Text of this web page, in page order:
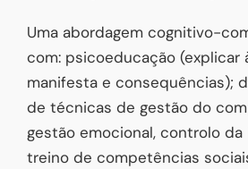
Uma abordagem cognitivo-
com: psicoeducação (explicar
manifesta e consequências);
de técnicas de gestão do
gestão emocional, controlo
treino de competências